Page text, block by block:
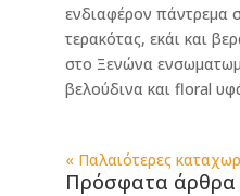
ενδιαφέρον πάντρεμα
τερακότας, εκάι και
στο Ξενώνα
βελούδινα και floral
« Παλαιότερες
Πρόσφατα άρθρα